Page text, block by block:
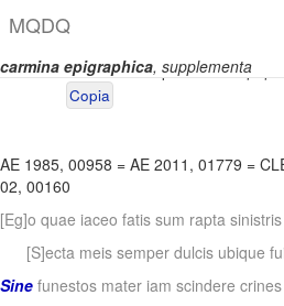
MQDQ
carmina epigraphica, supplementa
Permalink:https://
Copia
AE 1985, 00958 = AE 2011, 01779 =
02, 00160
[Eg]o quae iaceo fatis sum rapta sinistris
[S]ecta meis semper dulcis ubique
Sine funestos mater iam scindere crines